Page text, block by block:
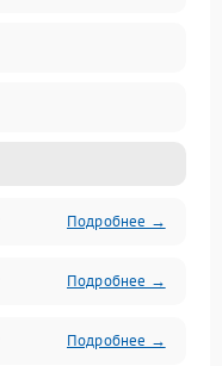
Подробнее →
Подробнее →
Подробнее →